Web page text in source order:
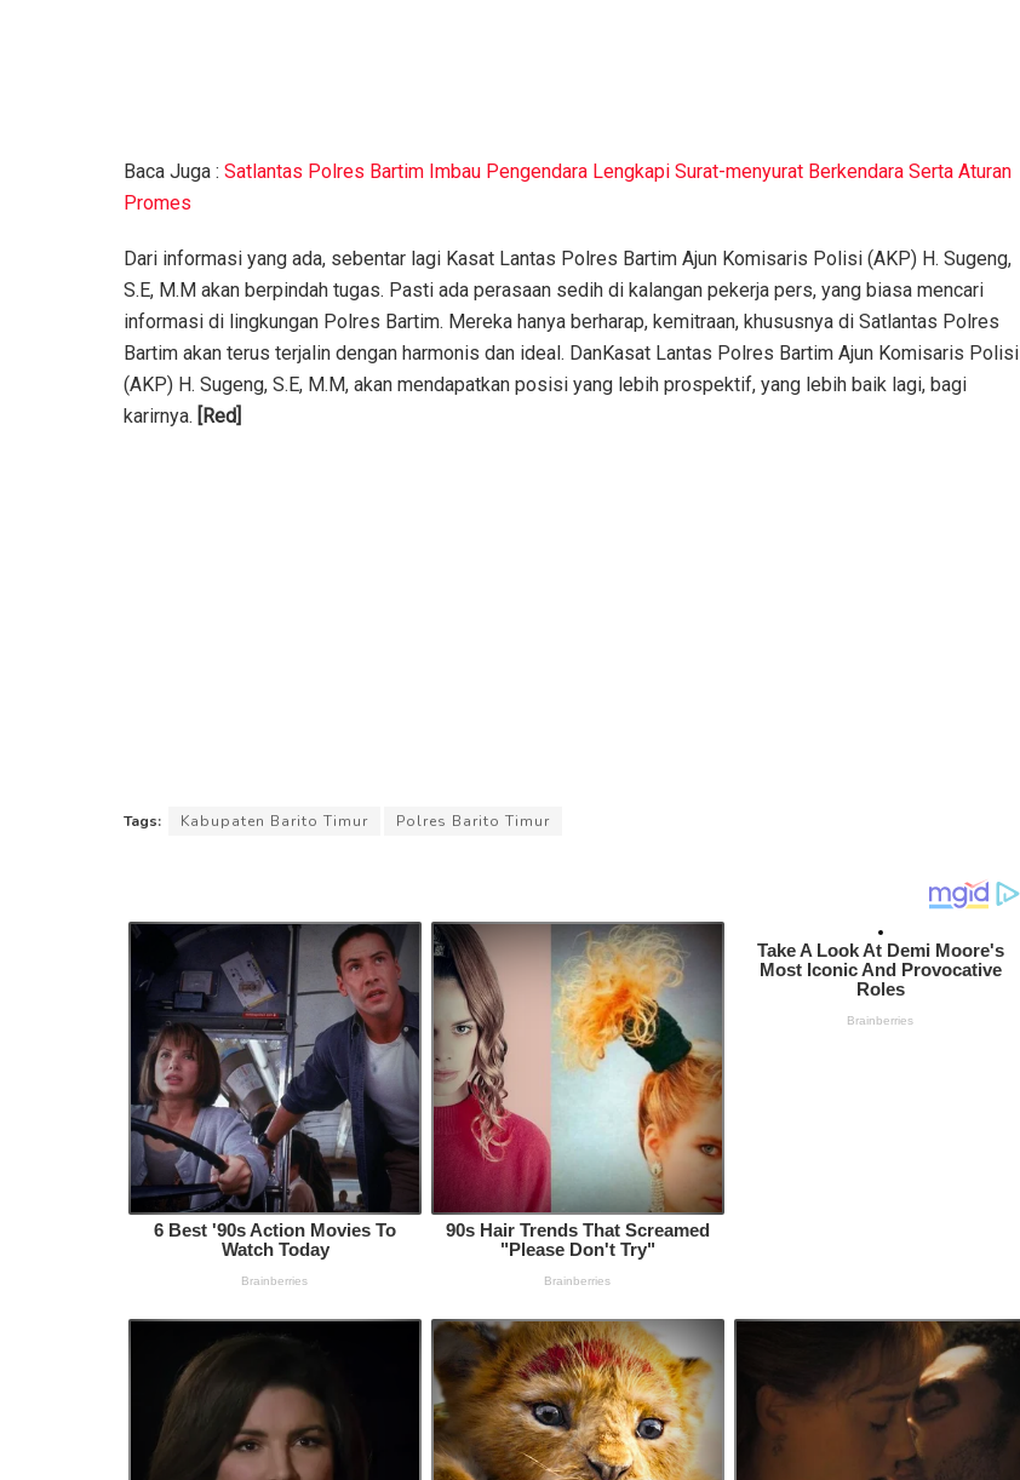
Baca Juga : Satlantas Polres Bartim Imbau Pengendara Lengkapi Surat-menyurat Berkendara Serta Aturan
Promes
Dari informasi yang ada, sebentar lagi Kasat Lantas Polres Bartim Ajun Komisaris Polisi (AKP) H. Sugeng,
S.E, M.M akan berpindah tugas. Pasti ada perasaan sedih di kalangan pekerja pers, yang biasa mencari
informasi di lingkungan Polres Bartim. Mereka hanya berharap, kemitraan, khususnya di Satlantas Polres
Bartim akan terus terjalin dengan harmonis dan ideal. DanKasat Lantas Polres Bartim Ajun Komisaris Polisi
(AKP) H. Sugeng, S.E, M.M, akan mendapatkan posisi yang lebih prospektif, yang lebih baik lagi, bagi
karirnya. [Red]
Tags: Kabupaten Barito Timur Polres Barito Timur